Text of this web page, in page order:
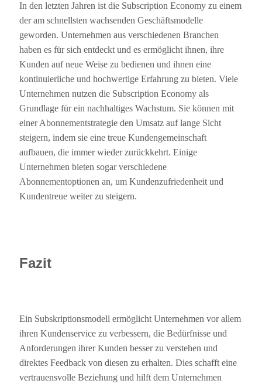
In den letzten Jahren ist die Subscription Economy zu einem
der am schnellsten wachsenden Geschäftsmodelle
geworden. Unternehmen aus verschiedenen Branchen
haben es für sich entdeckt und es ermöglicht ihnen, ihre
Kunden auf neue Weise zu bedienen und ihnen eine
kontinuierliche und hochwertige Erfahrung zu bieten. Viele
Unternehmen nutzen die Subscription Economy als
Grundlage für ein nachhaltiges Wachstum. Sie können mit
einer Abonnementstrategie den Umsatz auf lange Sicht
steigern, indem sie eine treue Kundengemeinschaft
aufbauen, die immer wieder zurückkehrt. Einige
Unternehmen bieten sogar verschiedene
Abonnementoptionen an, um Kundenzufriedenheit und
Kundentreue weiter zu steigern.
Fazit
Ein Subskriptionsmodell ermöglicht Unternehmen vor allem
ihren Kundenservice zu verbessern, die Bedürfnisse und
Anforderungen ihrer Kunden besser zu verstehen und
direktes Feedback von diesen zu erhalten. Dies schafft eine
vertrauensvolle Beziehung und hilft dem Unternehmen